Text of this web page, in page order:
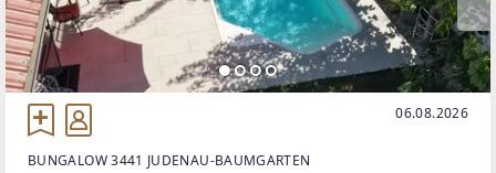
06.08.2026
BUNGALOW 3441 JUDENAU-BAUMGARTEN